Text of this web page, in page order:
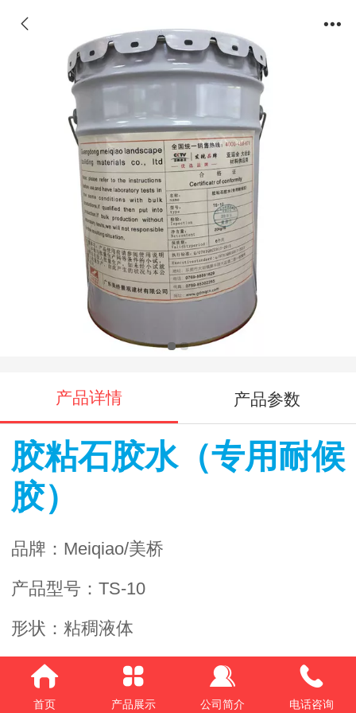
胶粘石胶水（专用耐候胶）
产品详情 产品参数
胶粘石胶水（专用耐候
胶）
品牌： Meiqiao/美桥
产品型号： TS-10
形状：粘稠液体
包装：金属密封桶装，
20 kg /
参考用量：按比例1:33= 胶水：石子，加入
首页 产品展示 公司简介 电话咨询